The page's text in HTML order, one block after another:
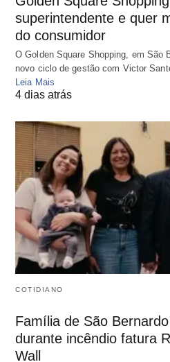
superintendente e quer
do consumidor
O Golden Square Shopping, em São
novo ciclo de gestão com Victor
Leia Mais
4 dias atrás
COTIDIANO
Família de São
durante incêndio fatura
Wall